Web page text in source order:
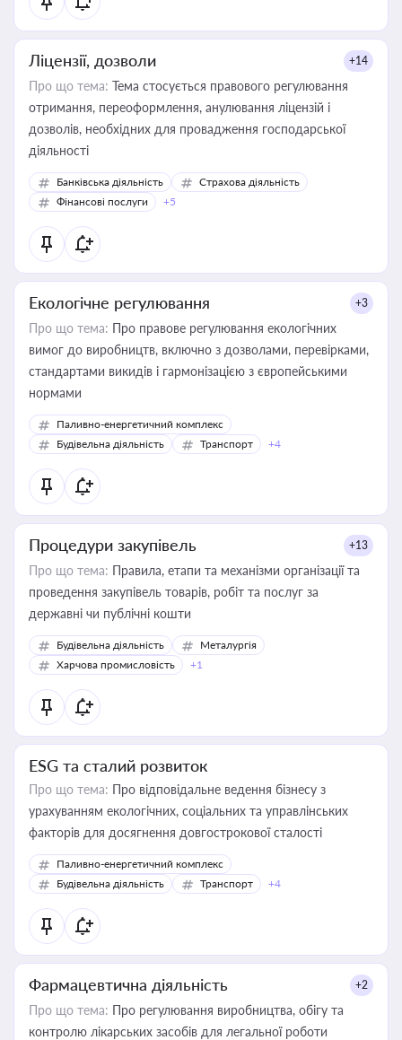
Ліцензії, дозволи +14
Про що тема: Тема стосується правового регулювання
отримання, переоформлення, анулювання ліцензій і
дозволів, необхідних для провадження господарської
діяльності
Банківська діяльність
Страхова діяльність
Фінансові послуги
+5
Екологічне регулювання +3
Про що тема: Про правове регулювання екологічних
вимог до виробництв, включно з дозволами, перевірками,
стандартами викидів і гармонізацією з європейськими
нормами
Паливно-енергетичний комплекс
Будівельна діяльність
Транспорт +4
Процедури закупівель +13
Про що тема: Правила, етапи та механізми організації та
проведення закупівель товарів, робіт та послуг за
державні чи публічні кошти
Будівельна діяльність
Металургія
Харчова промисловість
+1
ESG та сталий розвиток
Про що тема: Про відповідальне ведення бізнесу з
урахуванням екологічних, соціальних та управлінських
факторів для досягнення довгострокової сталості
Паливно-енергетичний комплекс
Будівельна діяльність
Транспорт +4
Фармацевтична діяльність +2
Про що тема: Про регулювання виробництва, обігу та
контролю лікарських засобів для легальної роботи